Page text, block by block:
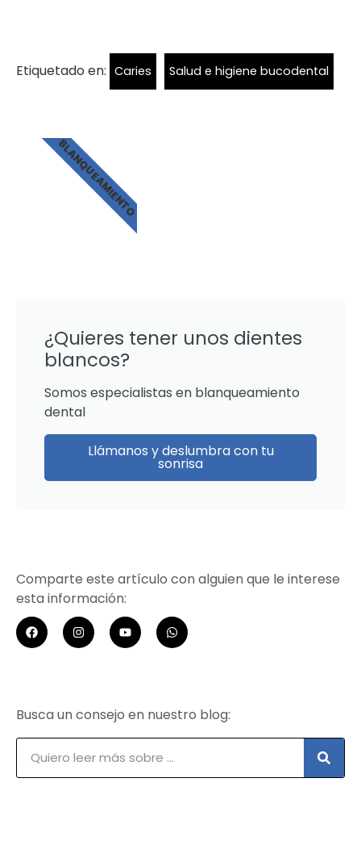
Etiquetado en: Caries Salud e higiene bucodental
¿Quieres tener unos dientes
blancos?
Somos especialistas en blanqueamiento
dental
Llámanos y deslumbra con tu
sonrisa
BLANQUEAMIENTO
Comparte este artículo con alguien que le interese
esta información:
Busca un consejo en nuestro blog: